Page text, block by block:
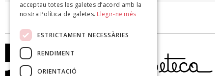
acceptau totes les galetes d’acord amb la
nostra Política de galetes. Llegir-ne més
ESTRICTAMENT NECESSÀRIES
RENDIMENT
ORIENTACIÓ